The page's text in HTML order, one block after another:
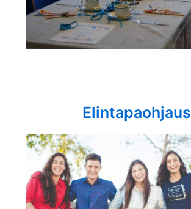
Elintapaohjaus